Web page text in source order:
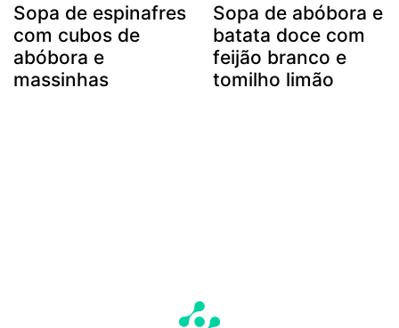
Sopa de espinafres
com cubos de
abóbora e
massinhas
Sopa de abóbora e
batata doce com
feijão branco e
tomilho limão